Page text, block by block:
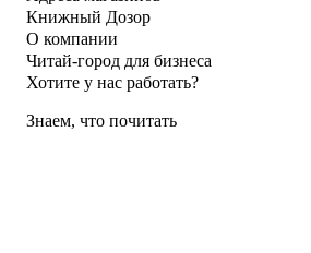
Книжный Дозор
О компании
Читай-город для бизнеса
Хотите у нас работать?
Знаем, что почитать